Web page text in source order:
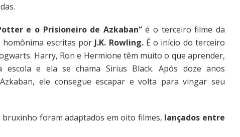
e o Prisioneiro de Azkaban”é o terceiro filme da
homônima escritas por J.K. Rowling.É o início do terceiro
Harry, Ron e Hermione têm muito o que aprender,
escola e ela se chama Sirius Black. Após doze anos
ele consegue escapar e volta para vingar seu
foram adaptados em oito filmes, lançados entre